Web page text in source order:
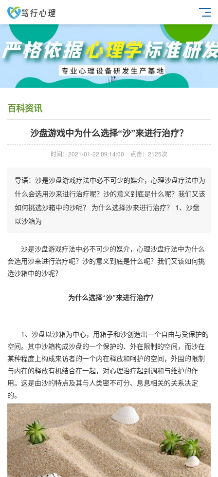
百科资讯
沙盘游戏中为什么选择“沙”来进行治疗？
时间：2021-01-22 09:14:00 点击：2125次
导语：沙是沙盘游戏疗法中必不可少的媒介，心理沙盘疗法中为
什么会选用沙来进行治疗呢？沙的意义到底是什么呢？我们又该
如何挑选沙箱中的沙呢？ 为什么选择沙来进行治疗？ 1、沙盘
以沙箱为
沙是沙盘游戏疗法中必不可少的媒介，心理沙盘疗法中为什么
会选用沙来进行治疗呢？沙的意义到底是什么呢？我们又该如何挑
选沙箱中的沙呢？
为什么选择“沙”来进行治疗？
1、沙盘以沙箱为中心，用箱子和沙创造出一个自由与受保护的
空间。其中沙箱构成沙盘的一个保护的、外在限制的空间，而沙在
某种程度上构成来访者的一个内在释放和呵护的空间，外围的限制
与内在的释放有机结合在一起，对心理治疗起到调和与维护的作
用。这是由沙的特点及其与人类密不可分、息息相关的关系决定
的。